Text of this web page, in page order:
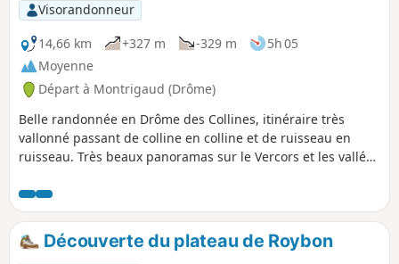
Visorandonneur
14,66 km
+327 m -329 m
5h 05
Moyenne
Départ à Montrigaud (Drôme)
Belle randonnée en Drôme des Collines, itinéraire très
vallonné passant de colline en colline et de ruisseau en
ruisseau. Très beaux panoramas sur le Vercors et les vallées
Découverte du plateau de Roybon